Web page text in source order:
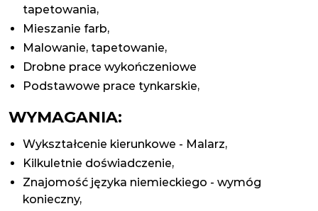
tapetowania,
Mieszanie farb,
Malowanie, tapetowanie,
Drobne prace wykończeniowe
Podstawowe prace tynkarskie,
WYMAGANIA:
Wykształcenie kierunkowe - Malarz,
Kilkuletnie doświadczenie,
Znajomość języka niemieckiego - wymóg
konieczny,